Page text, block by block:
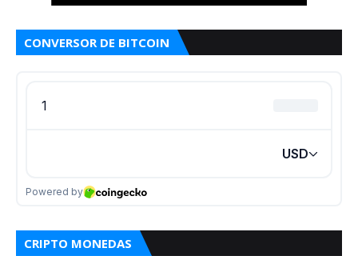
CONVERSOR DE BITCOIN
CRIPTO MONEDAS